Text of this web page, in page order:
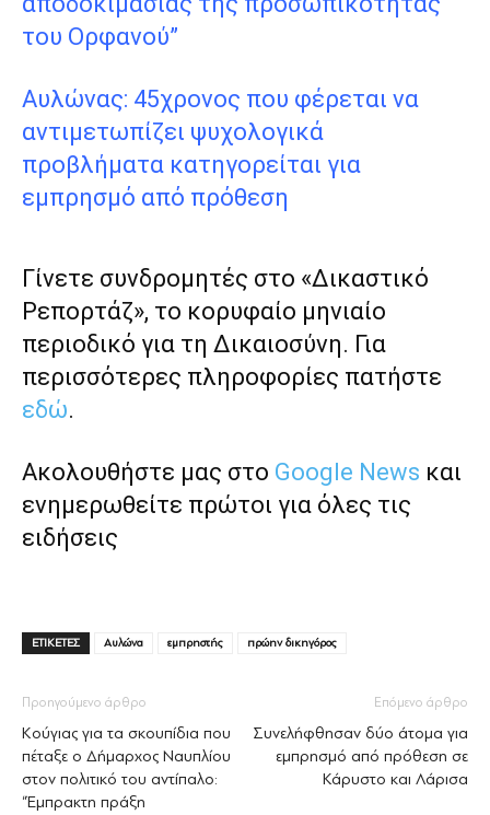
του Ορφανού”
Αυλώνας: 45χρονος που φέρεται να
αντιμετωπίζει ψυχολογικά
προβλήματα κατηγορείται για
εμπρησμό από πρόθεση
Γίνετε συνδρομητές στο «Δικαστικό
Ρεπορτάζ», το κορυφαίο μηνιαίο
περιοδικό για τη Δικαιοσύνη. Για
περισσότερες πληροφορίες πατήστε
εδώ.
Ακολουθήστε μας στο Google News και
ενημερωθείτε πρώτοι για όλες τις
ειδήσεις
ΕΤΙΚΕΤΕΣ Αυλώνα εμπρηστής πρώην δικηγόρος
Προηγούμενο άρθρο
Κούγιας για τα σκουπίδια που
πέταξε ο Δήμαρχος Ναυπλίου
στον πολιτικό του αντίπαλο:
“Έμπρακτη πράξη
Επόμενο άρθρο
Συνελήφθησαν δύο άτομα για
εμπρησμό από πρόθεση σε
Κάρυστο και Λάρισα